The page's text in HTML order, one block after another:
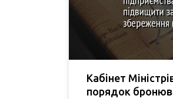
Кабінет
порядок